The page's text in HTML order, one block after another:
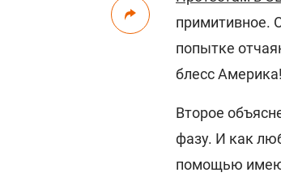
примитивное.
попытке
блесс Америка!
Второе
фазу. И как
помощью